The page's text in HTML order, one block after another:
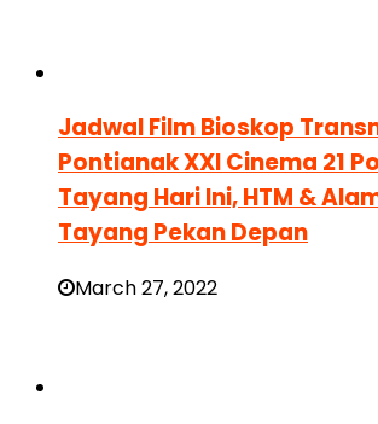
Jadwal Film Bioskop
Pontianak XXI Cinema 21
Tayang Hari Ini, HTM &
Tayang Pekan Depan
March 27, 2022